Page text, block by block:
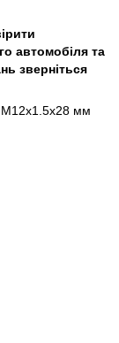
автомобіля та
зверніться
М12x1.5x28 мм